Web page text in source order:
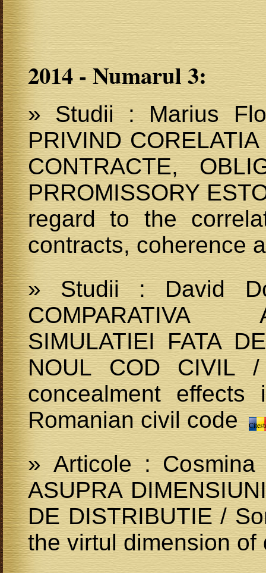
2014 - Numarul 3:
» Studii : Marius
PRIVIND
CONTRACTE,
PRROMISSORY
regard to the
contracts, coherence
» Studii : David
COMPARATIVA
SIMULATIEI FATA
NOUL COD CIVIL
concealment
Romanian civil code
» Articole : Cosmina
ASUPRA
DE DISTRIBUTIE /
the virtul dimension